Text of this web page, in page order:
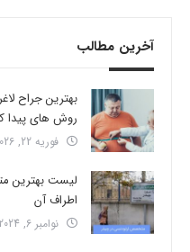
آخرین مطالب
روش های پیدا
فوریه 22, 2026
لیست بهترین
اطراف آن
نوامبر 6, 2024